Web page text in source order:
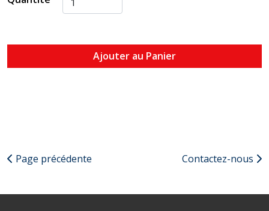
Ajouter au Panier
Page précédente Contactez-nous